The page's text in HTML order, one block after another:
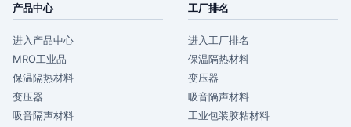
产品中心
进入产品中心
MRO工业品
保温隔热材料
变压器
吸音隔声材料
工厂排名
进入工厂排名
保温隔热材料
变压器
吸音隔声材料
工业包装胶粘材料